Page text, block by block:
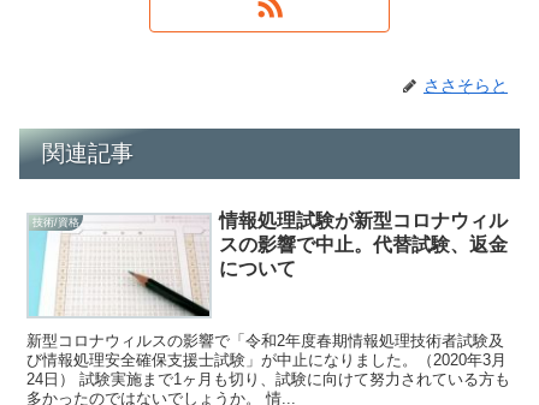
ささそらと
関連記事
技術/資格
情報処理試験が新型コロナウィル
スの影響で中止。代替試験、返金
について
新型コロナウィルスの影響で「令和2年度春期情報処理技術者試験及
び情報処理安全確保支援士試験」が中止になりました。（2020年3月
24日） 試験実施まで1ヶ月も切り、試験に向けて努力されている方も
多かったのではないでしょうか。 情...